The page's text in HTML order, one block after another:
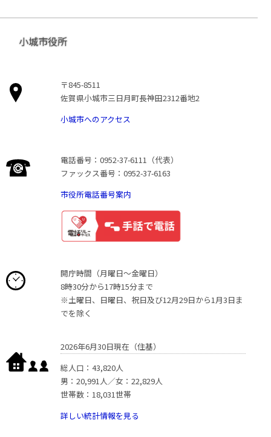
小城市役所
〒845-8511
佐賀県小城市三日月町長神田2312番地2
小城市へのアクセス
電話番号：0952-37-6111（代表）
ファックス番号：0952-37-6163
市役所電話番号案内
開庁時間（月曜日〜金曜日）
8時30分から17時15分まで
※土曜日、日曜日、祝日及び12月29日から1月3日ま
でを除く
2026年6月30日現在（住基）
総人口：43,820人
男：20,991人／女：22,829人
世帯数：18,031世帯
詳しい統計情報を見る